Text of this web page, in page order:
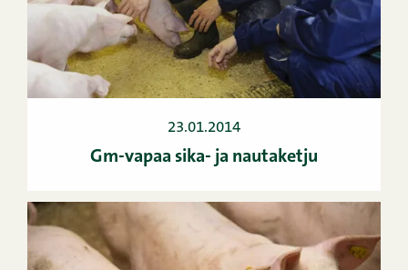
23.01.2014
Gm-vapaa sika- ja nautaketju